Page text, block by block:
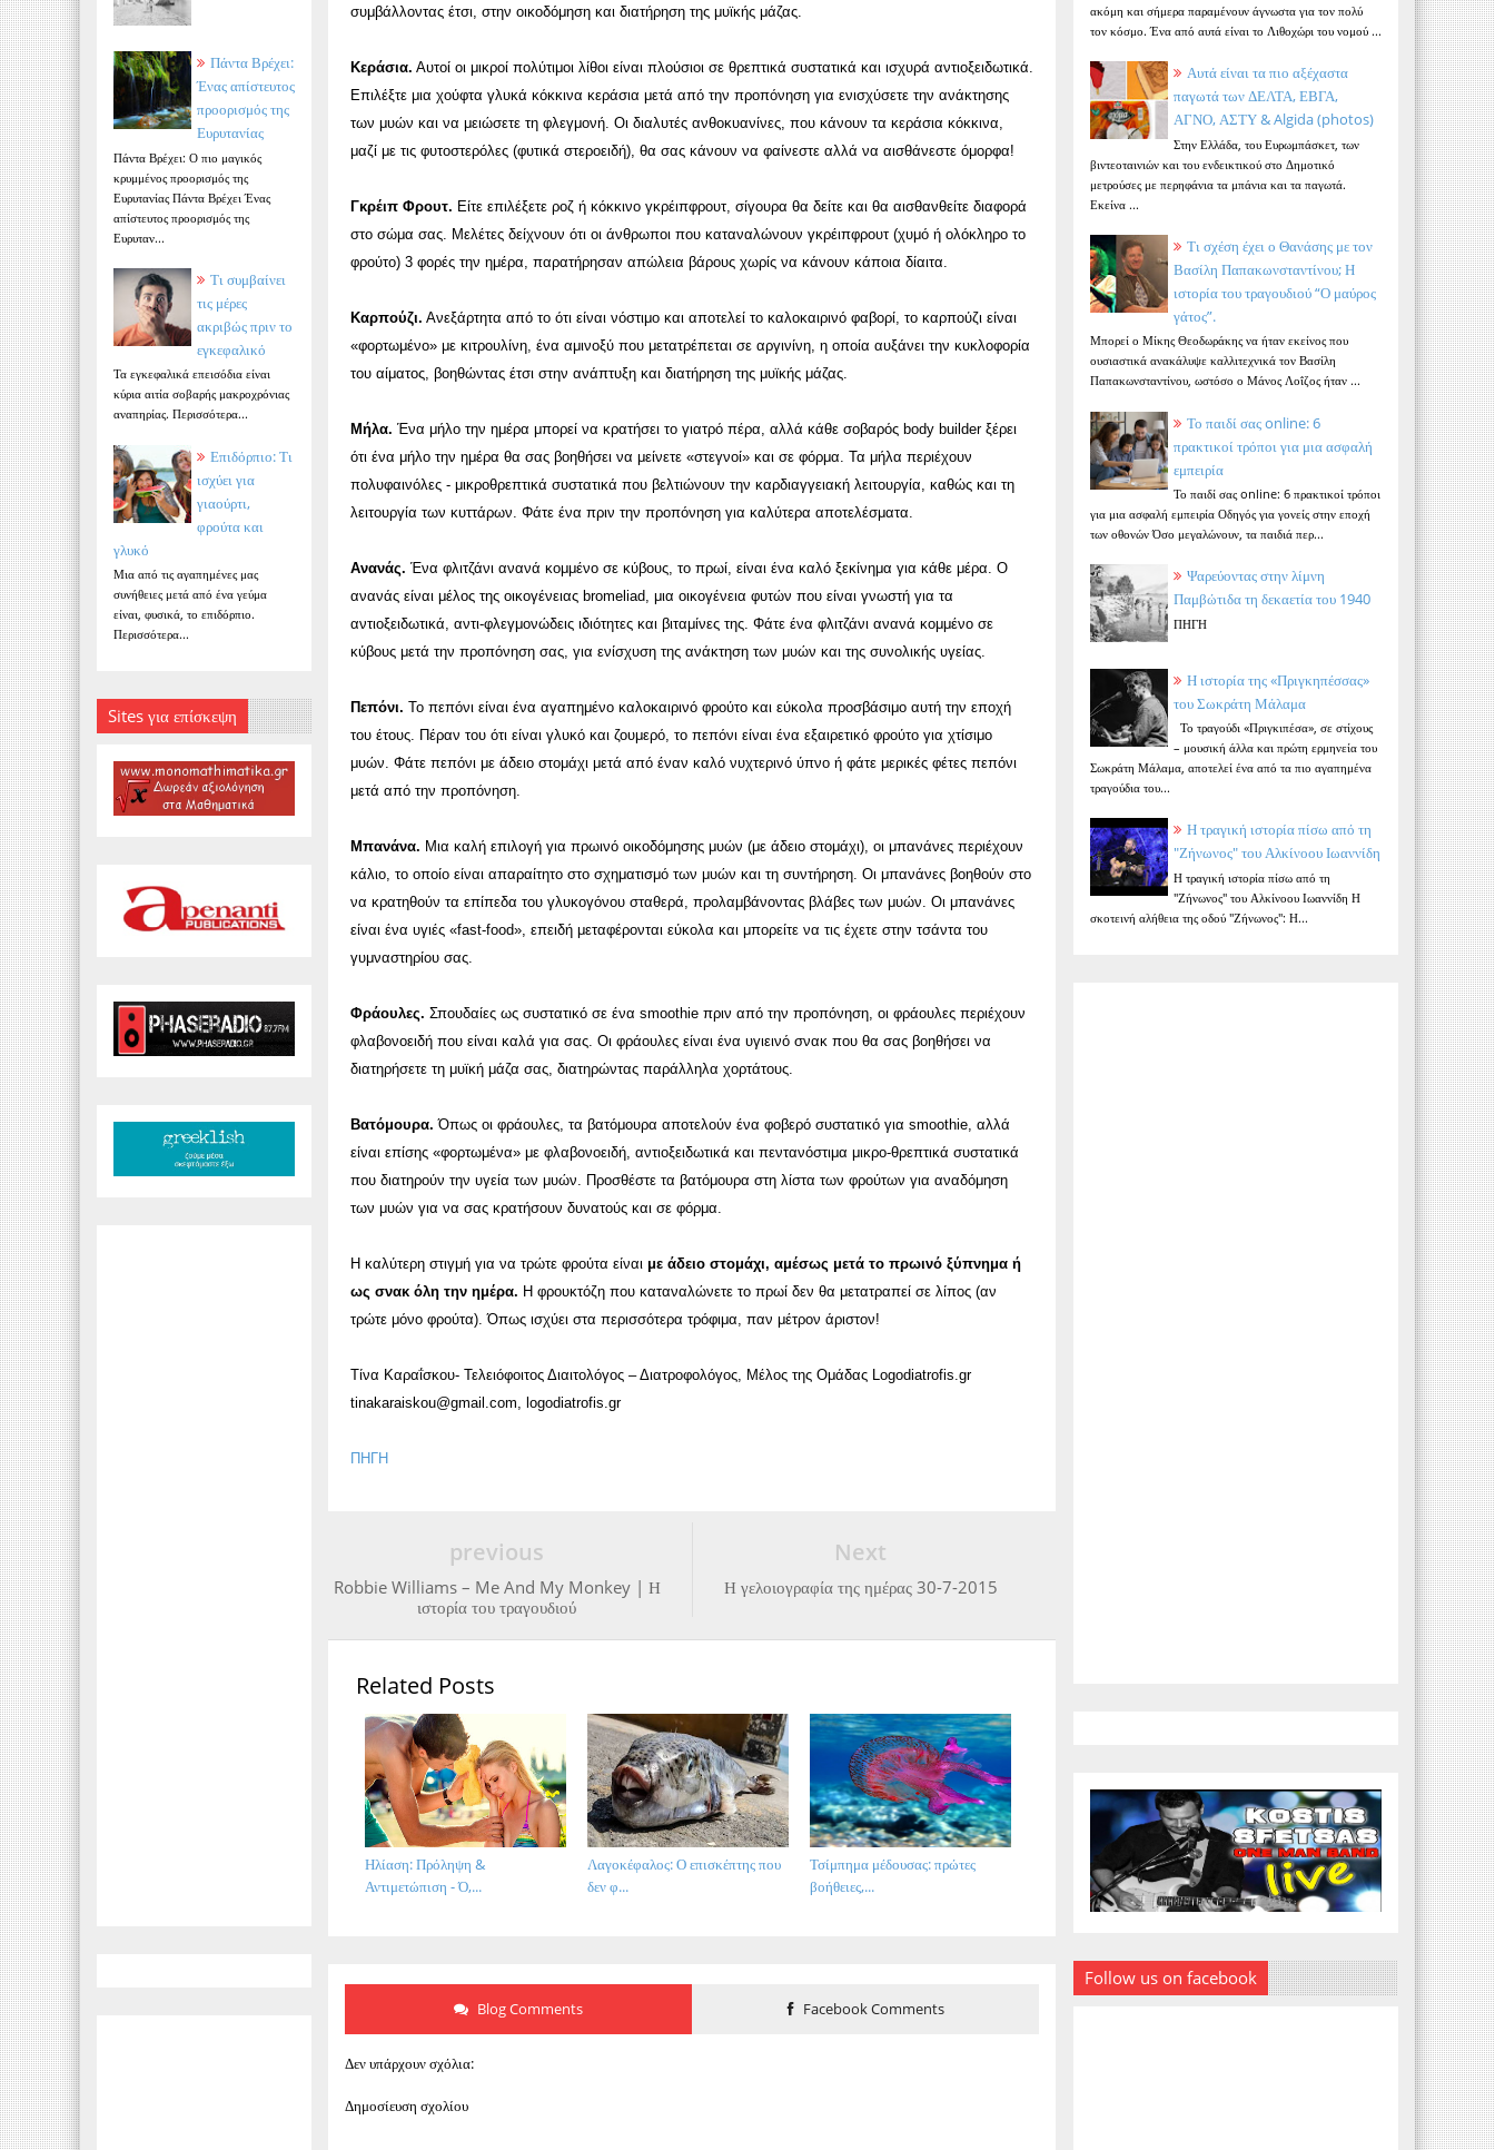
Πάντα Βρέχει:
Ένας απίστευτος
προορισμός της
Ευρυτανίας
Πάντα Βρέχει: Ο πιο μαγικός
κρυμμένος προορισμός της
Ευρυτανίας Πάντα Βρέχει Ένας
απίστευτος προορισμός της
Ευρυταν...
Τι συμβαίνει
τις μέρες
ακριβώς πριν το
εγκεφαλικό
Τα εγκεφαλικά επεισόδια είναι
κύρια αιτία σοβαρής μακροχρόνιας
αναπηρίας. Περισσότερα...
Επιδόρπιο: Τι
ισχύει για
γιαούρτι,
φρούτα και
γλυκό
Μια από τις αγαπημένες μας
συνήθειες μετά από ένα γεύμα
είναι, φυσικά, το επιδόρπιο.
Περισσότερα...
Sites για επίσκεψη
συμβάλλοντας έτσι, στην οικοδόμηση και διατήρηση της μυϊκής μάζας.
Κεράσια. Αυτοί οι μικροί πολύτιμοι λίθοι είναι πλούσιοι σε θρεπτικά συστατικά και ισχυρά αντιοξειδωτικά.
Επιλέξτε μια χούφτα γλυκά κόκκινα κεράσια μετά από την προπόνηση για ενισχύσετε την ανάκτησης
των μυών και να μειώσετε τη φλεγμονή. Οι διαλυτές ανθοκυανίνες, που κάνουν τα κεράσια κόκκινα,
μαζί με τις φυτοστερόλες (φυτικά στεροειδή), θα σας κάνουν να φαίνεστε αλλά να αισθάνεστε όμορφα!
Γκρέιπ Φρουτ. Είτε επιλέξετε ροζ ή κόκκινο γκρέιπφρουτ, σίγουρα θα δείτε και θα αισθανθείτε διαφορά
στο σώμα σας. Μελέτες δείχνουν ότι οι άνθρωποι που καταναλώνουν γκρέιπφρουτ (χυμό ή ολόκληρο το
φρούτο) 3 φορές την ημέρα, παρατήρησαν απώλεια βάρους χωρίς να κάνουν κάποια δίαιτα.
Καρπούζι. Ανεξάρτητα από το ότι είναι νόστιμο και αποτελεί το καλοκαιρινό φαβορί, το καρπούζι είναι
«φορτωμένο» με κιτρουλίνη, ένα αμινοξύ που μετατρέπεται σε αργινίνη, η οποία αυξάνει την κυκλοφορία
του αίματος, βοηθώντας έτσι στην ανάπτυξη και διατήρηση της μυϊκής μάζας.
Μήλα. Ένα μήλο την ημέρα μπορεί να κρατήσει το γιατρό πέρα, αλλά κάθε σοβαρός body builder ξέρει
ότι ένα μήλο την ημέρα θα σας βοηθήσει να μείνετε «στεγνοί» και σε φόρμα. Τα μήλα περιέχουν
πολυφαινόλες - μικροθρεπτικά συστατικά που βελτιώνουν την καρδιαγγειακή λειτουργία, καθώς και τη
λειτουργία των κυττάρων. Φάτε ένα πριν την προπόνηση για καλύτερα αποτελέσματα.
Ανανάς. Ένα φλιτζάνι ανανά κομμένο σε κύβους, το πρωί, είναι ένα καλό ξεκίνημα για κάθε μέρα. Ο
ανανάς είναι μέλος της οικογένειας bromeliad, μια οικογένεια φυτών που είναι γνωστή για τα
αντιοξειδωτικά, αντι-φλεγμονώδεις ιδιότητες και βιταμίνες της. Φάτε ένα φλιτζάνι ανανά κομμένο σε
κύβους μετά την προπόνηση σας, για ενίσχυση της ανάκτηση των μυών και της συνολικής υγείας.
Πεπόνι. Το πεπόνι είναι ένα αγαπημένο καλοκαιρινό φρούτο και εύκολα προσβάσιμο αυτή την εποχή
του έτους. Πέραν του ότι είναι γλυκό και ζουμερό, το πεπόνι είναι ένα εξαιρετικό φρούτο για χτίσιμο
μυών. Φάτε πεπόνι με άδειο στομάχι μετά από έναν καλό νυχτερινό ύπνο ή φάτε μερικές φέτες πεπόνι
μετά από την προπόνηση.
Μπανάνα. Μια καλή επιλογή για πρωινό οικοδόμησης μυών (με άδειο στομάχι), οι μπανάνες περιέχουν
κάλιο, το οποίο είναι απαραίτητο στο σχηματισμό των μυών και τη συντήρηση. Οι μπανάνες βοηθούν στο
να κρατηθούν τα επίπεδα του γλυκογόνου σταθερά, προλαμβάνοντας βλάβες των μυών. Οι μπανάνες
είναι ένα υγιές «fast-food», επειδή μεταφέρονται εύκολα και μπορείτε να τις έχετε στην τσάντα του
γυμναστηρίου σας.
Φράουλες. Σπουδαίες ως συστατικό σε ένα smoothie πριν από την προπόνηση, οι φράουλες περιέχουν
φλαβονοειδή που είναι καλά για σας. Οι φράουλες είναι ένα υγιεινό σνακ που θα σας βοηθήσει να
διατηρήσετε τη μυϊκή μάζα σας, διατηρώντας παράλληλα χορτάτους.
Βατόμουρα. Όπως οι φράουλες, τα βατόμουρα αποτελούν ένα φοβερό συστατικό για smoothie, αλλά
είναι επίσης «φορτωμένα» με φλαβονοειδή, αντιοξειδωτικά και πεντανόστιμα μικρο-θρεπτικά συστατικά
που διατηρούν την υγεία των μυών. Προσθέστε τα βατόμουρα στη λίστα των φρούτων για αναδόμηση
των μυών για να σας κρατήσουν δυνατούς και σε φόρμα.
Η καλύτερη στιγμή για να τρώτε φρούτα είναι με άδειο στομάχι, αμέσως μετά το πρωινό ξύπνημα ή
ως σνακ όλη την ημέρα. Η φρουκτόζη που καταναλώνετε το πρωί δεν θα μετατραπεί σε λίπος (αν
τρώτε μόνο φρούτα). Όπως ισχύει στα περισσότερα τρόφιμα, παν μέτρον άριστον!
Τίνα Καραΐσκου- Τελειόφοιτος Διαιτολόγος – Διατροφολόγος, Μέλος της Ομάδας Logodiatrofis.gr
tinakaraiskou@gmail.com, logodiatrofis.gr
ΠΗΓΗ
Next
Η γελοιογραφία της ημέρας 30-7-2015
previous
Robbie Williams – Me And My Monkey | Η
ιστορία του τραγουδιού
Related Posts
Τσίμπημα μέδουσας: πρώτες
βοήθειες,...
Λαγοκέφαλος: Ο επισκέπτης που
δεν φ...
Ηλίαση: Πρόληψη &
Αντιμετώπιση - Ό,...
Blog Comments Facebook Comments
Δεν υπάρχουν σχόλια:
Δημοσίευση σχολίου
ακόμη και σήμερα παραμένουν άγνωστα για τον πολύ
τον κόσμο. Ένα από αυτά είναι το Λιθοχώρι του νομού ...
Αυτά είναι τα πιο αξέχαστα
παγωτά των ΔΕΛΤΑ, ΕΒΓΑ,
ΑΓΝΟ, ΑΣΤΥ & Algida (photos)
Στην Ελλάδα, του Ευρωμπάσκετ, των
βιντεοταινιών και του ενδεικτικού στο Δημοτικό
μετρούσες με περηφάνια τα μπάνια και τα παγωτά.
Εκείνα ...
Τι σχέση έχει ο Θανάσης με τον
Βασίλη Παπακωνσταντίνου; Η
ιστορία του τραγουδιού “Ο μαύρος
γάτος”.
Μπορεί ο Μίκης Θεοδωράκης να ήταν εκείνος που
ουσιαστικά ανακάλυψε καλλιτεχνικά τον Βασίλη
Παπακωνσταντίνου, ωστόσο ο Μάνος Λοΐζος ήταν ...
Το παιδί σας online: 6
πρακτικοί τρόποι για μια ασφαλή
εμπειρία
Το παιδί σας online: 6 πρακτικοί τρόποι
για μια ασφαλή εμπειρία Οδηγός για γονείς στην εποχή
των οθονών Όσο μεγαλώνουν, τα παιδιά περ...
Ψαρεύοντας στην λίμνη
Παμβώτιδα τη δεκαετία του 1940
ΠΗΓΗ
Η ιστορία της «Πριγκηπέσσας»
του Σωκράτη Μάλαμα
Το τραγούδι «Πριγκιπέσα», σε στίχους
– μουσική άλλα και πρώτη ερμηνεία του
Σωκράτη Μάλαμα, αποτελεί ένα από τα πιο αγαπημένα
τραγούδια του...
Η τραγική ιστορία πίσω από τη
"Ζήνωνος" του Αλκίνοου Ιωαννίδη
Η τραγική ιστορία πίσω από τη
"Ζήνωνος" του Αλκίνοου Ιωαννίδη Η
σκοτεινή αλήθεια της οδού "Ζήνωνος": Η...
Follow us on facebook